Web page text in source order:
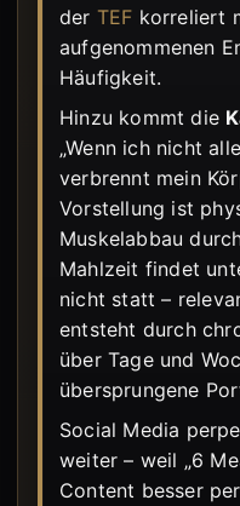
der TEF korreliert
aufgenommenen
Häufigkeit.
Hinzu kommt die
„Wenn ich nicht
verbrennt mein
Vorstellung ist
Muskelabbau
Mahlzeit findet
nicht statt –
entsteht durch
über Tage und
übersprungene
Social Media
weiter – weil „6
Content besser